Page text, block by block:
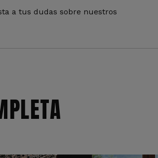
a tus dudas sobre nuestros